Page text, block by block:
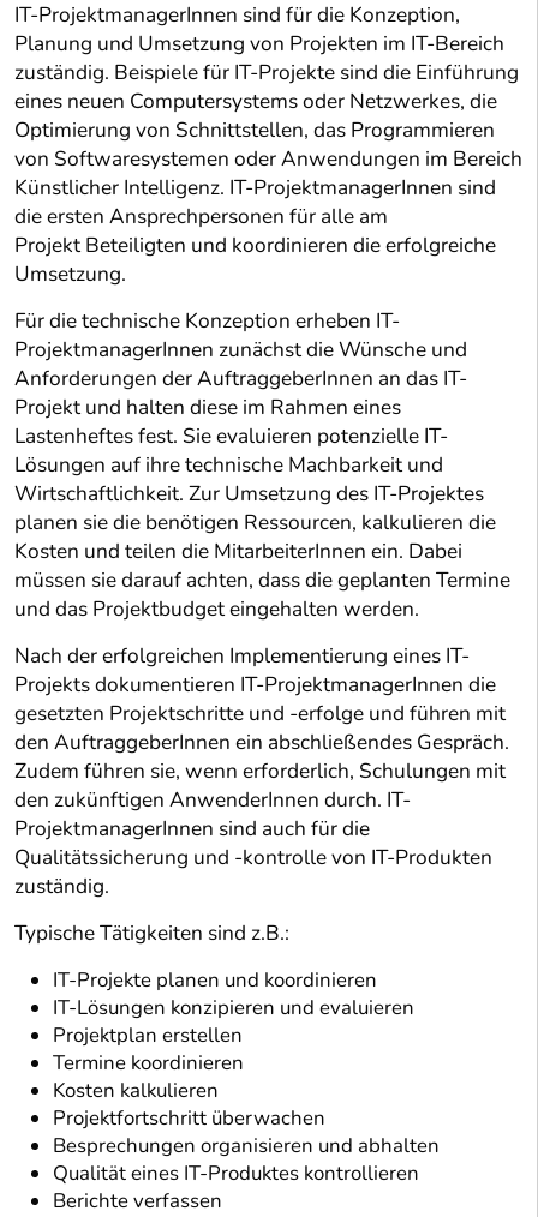
IT-ProjektmanagerInnen sind für die Konzeption,
Planung und Umsetzung von Projekten im IT-Bereich
zuständig. Beispiele für IT-Projekte sind die Einführung
eines neuen Computersystems oder Netzwerkes, die
Optimierung von Schnittstellen, das Programmieren
von Softwaresystemen oder Anwendungen im Bereich
Künstlicher Intelligenz. IT-ProjektmanagerInnen sind
die ersten Ansprechpersonen für alle am
Projekt Beteiligten und koordinieren die erfolgreiche
Umsetzung.
Für die technische Konzeption erheben IT-
ProjektmanagerInnen zunächst die Wünsche und
Anforderungen der AuftraggeberInnen an das IT-
Projekt und halten diese im Rahmen eines
Lastenheftes fest. Sie evaluieren potenzielle IT-
Lösungen auf ihre technische Machbarkeit und
Wirtschaftlichkeit. Zur Umsetzung des IT-Projektes
planen sie die benötigen Ressourcen, kalkulieren die
Kosten und teilen die MitarbeiterInnen ein. Dabei
müssen sie darauf achten, dass die geplanten Termine
und das Projektbudget eingehalten werden.
Nach der erfolgreichen Implementierung eines IT-
Projekts dokumentieren IT-ProjektmanagerInnen die
gesetzten Projektschritte und -erfolge und führen mit
den AuftraggeberInnen ein abschließendes Gespräch.
Zudem führen sie, wenn erforderlich, Schulungen mit
den zukünftigen AnwenderInnen durch. IT-
ProjektmanagerInnen sind auch für die
Qualitätssicherung und -kontrolle von IT-Produkten
zuständig.
Typische Tätigkeiten sind z.B.:
IT-Projekte planen und koordinieren
IT-Lösungen konzipieren und evaluieren
Projektplan erstellen
Termine koordinieren
Kosten kalkulieren
Projektfortschritt überwachen
Besprechungen organisieren und abhalten
Qualität eines IT-Produktes kontrollieren
Berichte verfassen